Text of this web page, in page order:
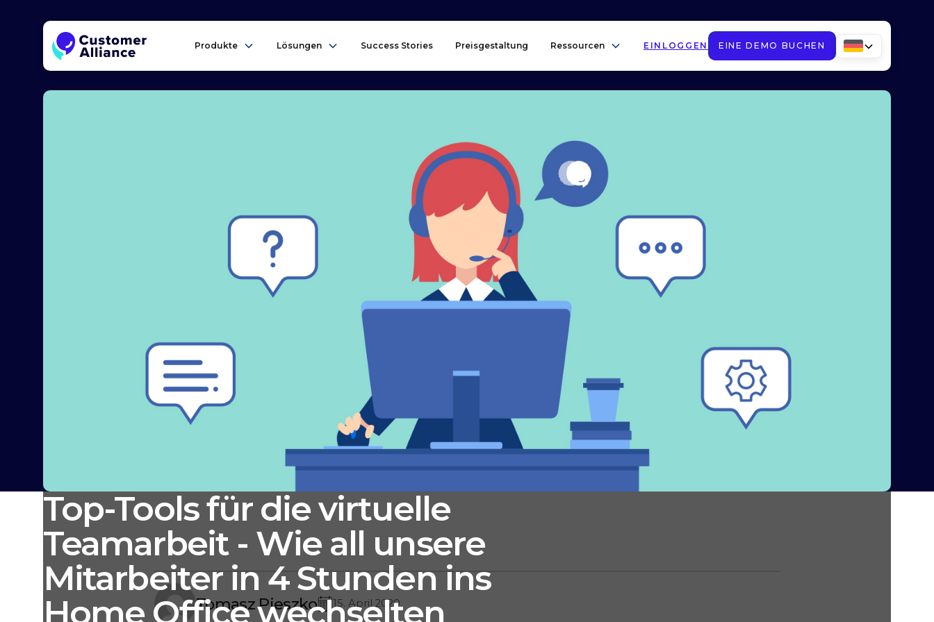
Produkte Lösungen Success Stories Preisgestaltung Ressourcen EINLOGGEN EINE DEMO BUCHEN
Top-Tools für die virtuelle
Teamarbeit - Wie all unsere
Mitarbeiter in 4 Stunden ins
Home Office wechselten
Tomasz Pieszko 15. April 2020